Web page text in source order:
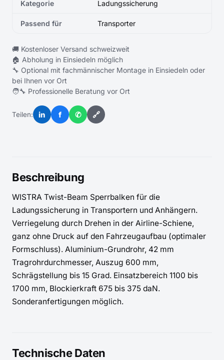
Kategorie Ladungssicherung
Passend für Transporter
🚚 Kostenloser Versand schweizweit
🏠 Abholung in Einsiedeln möglich
🔧 Optional mit fachmännischer Montage in Einsiedeln oder
bei Ihnen vor Ort
🧑‍🔧 Professionelle Beratung vor Ort
Teilen: in f ✆ 🔗
Beschreibung
WISTRA Twist-Beam Sperrbalken für die
Ladungssicherung in Transportern und Anhängern.
Verriegelung durch Drehen in der Airline-Schiene,
ganz ohne Druck auf den Fahrzeugaufbau (optimaler
Formschluss). Aluminium-Grundrohr, 42 mm
Tragrohrdurchmesser, Auszug 600 mm,
Schrägstellung bis 15 Grad. Einsatzbereich 1100 bis
1700 mm, Blockierkraft 675 bis 375 daN.
Sonderanfertigungen möglich.
Technische Daten